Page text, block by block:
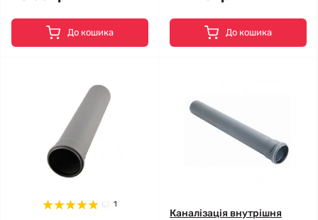
До кошика До кошика
1
Каналізація внутрішня